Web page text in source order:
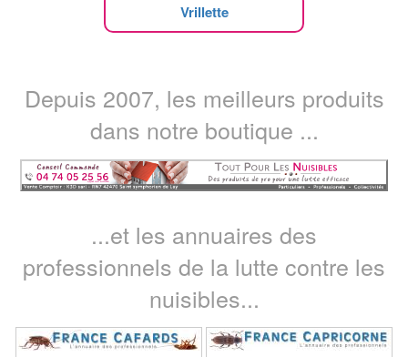
Vrillette
Depuis 2007, les meilleurs produits
dans notre boutique ...
...et les annuaires des
professionnels de la lutte contre les
nuisibles...